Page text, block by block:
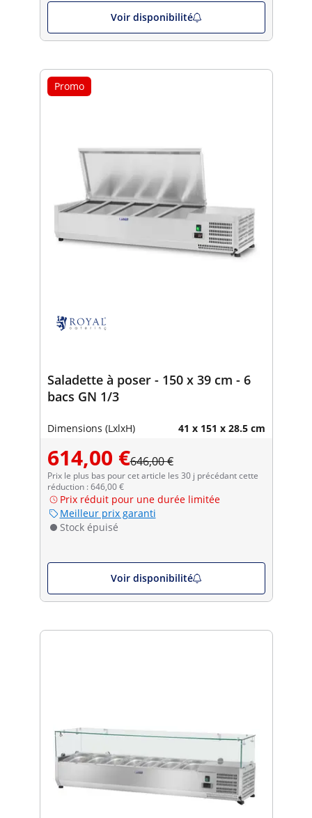
Voir disponibilité
Promo
Saladette à poser - 150 x 39 cm - 6
bacs GN 1/3
Dimensions (LxlxH) 41 x 151 x 28.5 cm
614,00 €646,00 €
Prix le plus bas pour cet article les 30 j précédant cette
réduction : 646,00 €
Prix réduit pour une durée limitée
Meilleur prix garanti
Stock épuisé
Voir disponibilité